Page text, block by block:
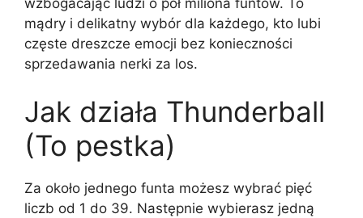
mądry i delikatny wybór dla każdego, kto lubi
częste dreszcze emocji bez konieczności
sprzedawania nerki za los.
Jak działa Thunderball
(To pestka)
Za około jednego funta możesz wybrać pięć
liczb od 1 do 39. Następnie wybierasz jedną